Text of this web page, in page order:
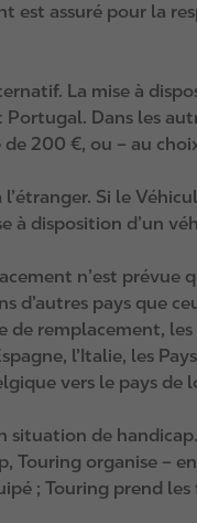
est assuré pour la
La mise à
Portugal. Dans les
200 €, ou – au
Si le
à disposition d’un
n’est
d’autres pays que
de remplacement,
l’Italie, les
vers le pays
situation de
organise –
; Touring prend